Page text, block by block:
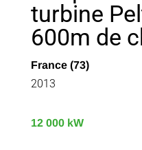
turbine
600m de
France (73)
2013
12 000 kW